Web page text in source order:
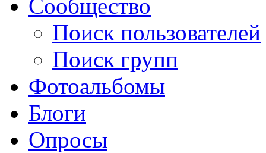
Сообщество
Поиск пользователей
Поиск групп
Фотоальбомы
Блоги
Опросы